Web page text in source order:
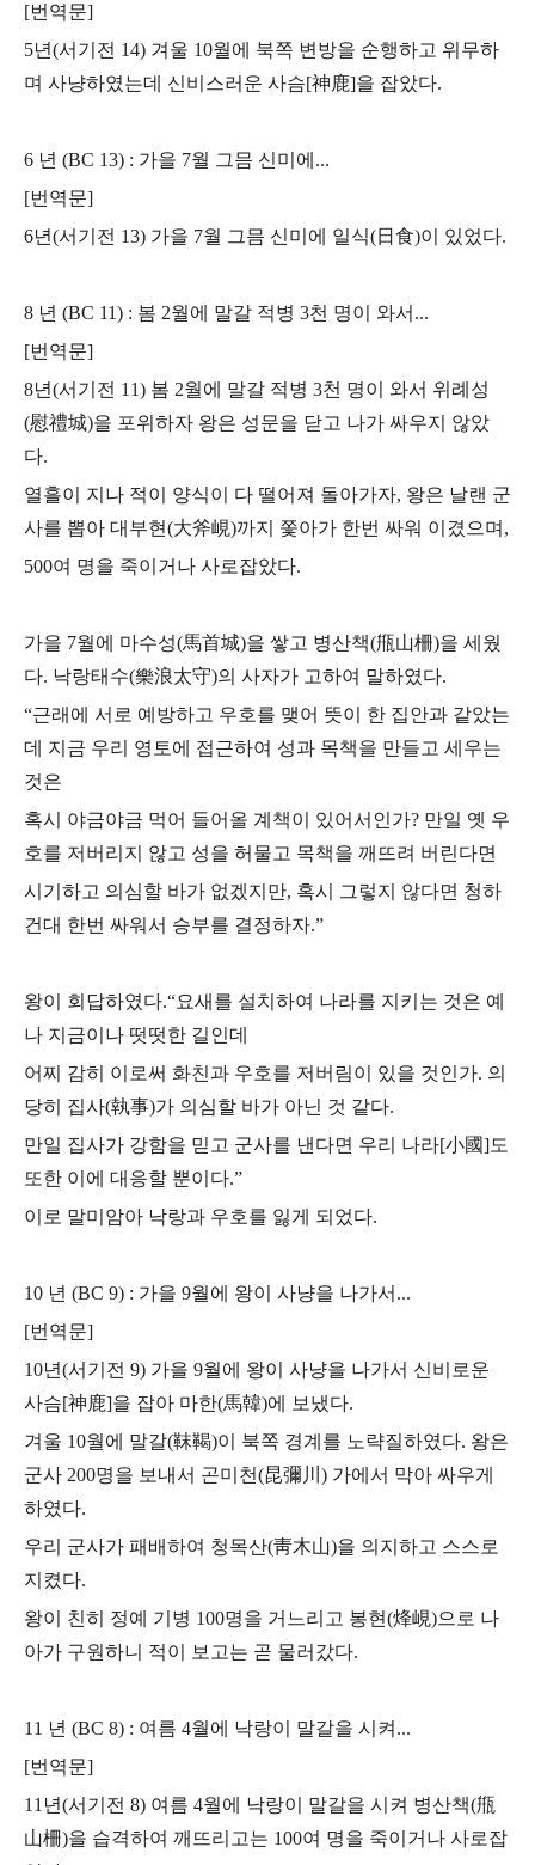
[번역문]
5년(서기전 14) 겨울 10월에 북쪽 변방을 순행하고 위무하
며 사냥하였는데 신비스러운 사슴[神鹿]을 잡았다.
6 년 (BC 13) : 가을 7월 그믐 신미에...
[번역문]
6년(서기전 13) 가을 7월 그믐 신미에 일식(日食)이 있었다.
8 년 (BC 11) : 봄 2월에 말갈 적병 3천 명이 와서...
[번역문]
8년(서기전 11) 봄 2월에 말갈 적병 3천 명이 와서 위례성
(慰禮城)을 포위하자 왕은 성문을 닫고 나가 싸우지 않았
다.
열흘이 지나 적이 양식이 다 떨어져 돌아가자, 왕은 날랜 군
사를 뽑아 대부현(大斧峴)까지 쫓아가 한번 싸워 이겼으며,
500여 명을 죽이거나 사로잡았다.
가을 7월에 마수성(馬首城)을 쌓고 병산책(甁山柵)을 세웠
다. 낙랑태수(樂浪太守)의 사자가 고하여 말하였다.
“근래에 서로 예방하고 우호를 맺어 뜻이 한 집안과 같았는
데 지금 우리 영토에 접근하여 성과 목책을 만들고 세우는
것은
혹시 야금야금 먹어 들어올 계책이 있어서인가? 만일 옛 우
호를 저버리지 않고 성을 허물고 목책을 깨뜨려 버린다면
시기하고 의심할 바가 없겠지만, 혹시 그렇지 않다면 청하
건대 한번 싸워서 승부를 결정하자.”
왕이 회답하였다.“요새를 설치하여 나라를 지키는 것은 예
나 지금이나 떳떳한 길인데
어찌 감히 이로써 화친과 우호를 저버림이 있을 것인가. 의
당히 집사(執事)가 의심할 바가 아닌 것 같다.
만일 집사가 강함을 믿고 군사를 낸다면 우리 나라[小國]도
또한 이에 대응할 뿐이다.”
이로 말미암아 낙랑과 우호를 잃게 되었다.
10 년 (BC 9) : 가을 9월에 왕이 사냥을 나가서...
[번역문]
10년(서기전 9) 가을 9월에 왕이 사냥을 나가서 신비로운
사슴[神鹿]을 잡아 마한(馬韓)에 보냈다.
겨울 10월에 말갈(靺鞨)이 북쪽 경계를 노략질하였다. 왕은
군사 200명을 보내서 곤미천(昆彌川) 가에서 막아 싸우게
하였다.
우리 군사가 패배하여 청목산(靑木山)을 의지하고 스스로
지켰다.
왕이 친히 정예 기병 100명을 거느리고 봉현(烽峴)으로 나
아가 구원하니 적이 보고는 곧 물러갔다.
11 년 (BC 8) : 여름 4월에 낙랑이 말갈을 시켜...
[번역문]
11년(서기전 8) 여름 4월에 낙랑이 말갈을 시켜 병산책(甁
山柵)을 습격하여 깨뜨리고는 100여 명을 죽이거나 사로잡